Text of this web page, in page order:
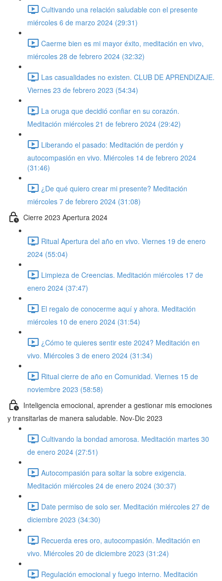
Cultivando una relación saludable con el presente
miércoles 6 de marzo 2024 (29:31)
Caerme bien es mi mayor éxito, meditación en vivo,
miércoles 28 de febrero 2024 (32:32)
Las casualidades no existen. CLUB DE APRENDIZAJE.
Viernes 23 de febrero 2023 (54:34)
La oruga que decidió confiar en su corazón.
Meditación miércoles 21 de febrero 2024 (29:42)
Liberando el pasado: Meditación de perdón y
autocompasión en vivo. Miércoles 14 de febrero 2024
(31:46)
¿De qué quiero crear mi presente? Meditación
miércoles 7 de febrero 2024 (31:08)
Cierre 2023 Apertura 2024
Ritual Apertura del año en vivo. Viernes 19 de enero
2024 (55:04)
Limpieza de Creencias. Meditación miércoles 17 de
enero 2024 (37:47)
El regalo de conocerme aquí y ahora. Meditación
miércoles 10 de enero 2024 (31:54)
¿Cómo te quieres sentir este 2024? Meditación en
vivo. Miércoles 3 de enero 2024 (31:34)
Ritual cierre de año en Comunidad. Viernes 15 de
noviembre 2023 (58:58)
Inteligencia emocional, aprender a gestionar mis emociones
y transitarlas de manera saludable. Nov-Dic 2023
Cultivando la bondad amorosa. Meditación martes 30
de enero 2024 (27:51)
Autocompasión para soltar la sobre exigencia.
Meditación miércoles 24 de enero 2024 (30:37)
Date permiso de solo ser. Meditación miércoles 27 de
diciembre 2023 (34:30)
Recuerda eres oro, autocompasión. Meditación en
vivo. Miércoles 20 de diciembre 2023 (31:24)
Regulación emocional y fuego interno. Meditación